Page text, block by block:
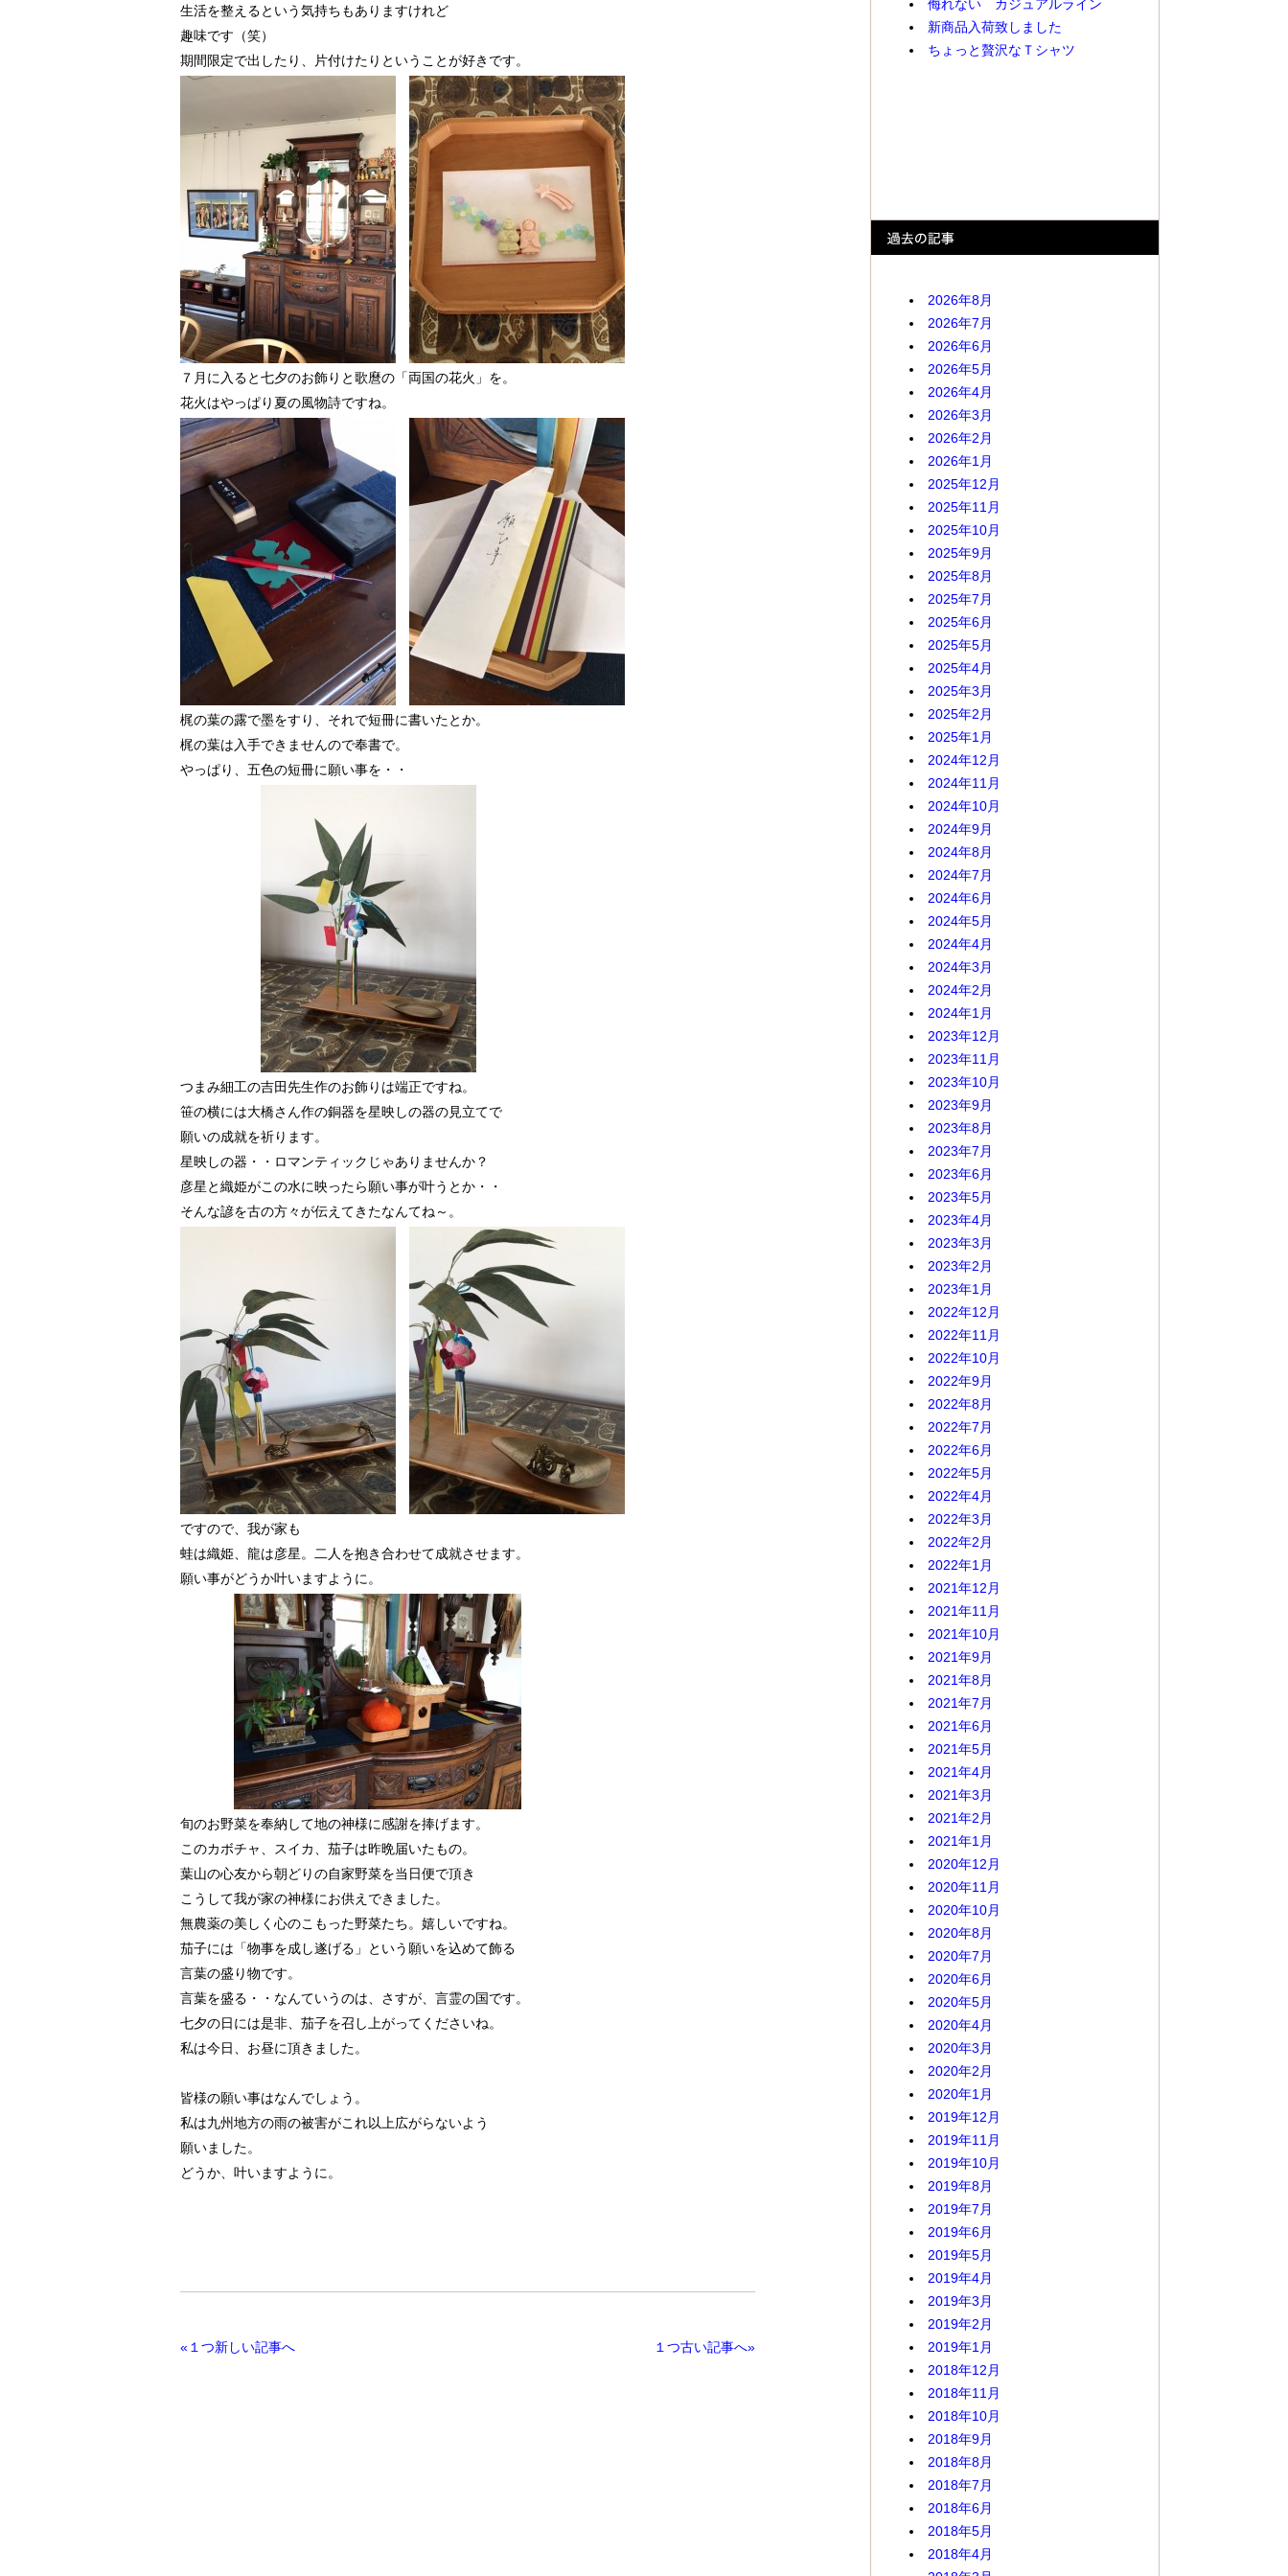
生活を整えるという気持ちもありますけれど
趣味です（笑）
期間限定で出したり、片付けたりということが好きです。
７月に入ると七夕のお飾りと歌麿の「両国の花火」を。
花火はやっぱり夏の風物詩ですね。
梶の葉の露で墨をすり、それで短冊に書いたとか。
梶の葉は入手できませんので奉書で。
やっぱり、五色の短冊に願い事を・・
つまみ細工の吉田先生作のお飾りは端正ですね。
笹の横には大橋さん作の銅器を星映しの器の見立てで
願いの成就を祈ります。
星映しの器・・ロマンティックじゃありませんか？
彦星と織姫がこの水に映ったら願い事が叶うとか・・
そんな諺を古の方々が伝えてきたなんてね～。
ですので、我が家も
蛙は織姫、龍は彦星。二人を抱き合わせて成就させます。
願い事がどうか叶いますように。
旬のお野菜を奉納して地の神様に感謝を捧げます。
このカボチャ、スイカ、茄子は昨晩届いたもの。
葉山の心友から朝どりの自家野菜を当日便で頂き
こうして我が家の神様にお供えできました。
無農薬の美しく心のこもった野菜たち。嬉しいですね。
茄子には「物事を成し遂げる」という願いを込めて飾る
言葉の盛り物です。
言葉を盛る・・なんていうのは、さすが、言霊の国です。
七夕の日には是非、茄子を召し上がってくださいね。
私は今日、お昼に頂きました。
皆様の願い事はなんでしょう。
私は九州地方の雨の被害がこれ以上広がらないよう
願いました。
どうか、叶いますように。
«１つ新しい記事へ １つ古い記事へ»
侮れない カジュアルライン
新商品入荷致しました
ちょっと贅沢なＴシャツ
2026年8月
2026年7月
2026年6月
2026年5月
2026年4月
2026年3月
2026年2月
2026年1月
2025年12月
2025年11月
2025年10月
2025年9月
2025年8月
2025年7月
2025年6月
2025年5月
2025年4月
2025年3月
2025年2月
2025年1月
2024年12月
2024年11月
2024年10月
2024年9月
2024年8月
2024年7月
2024年6月
2024年5月
2024年4月
2024年3月
2024年2月
2024年1月
2023年12月
2023年11月
2023年10月
2023年9月
2023年8月
2023年7月
2023年6月
2023年5月
2023年4月
2023年3月
2023年2月
2023年1月
2022年12月
2022年11月
2022年10月
2022年9月
2022年8月
2022年7月
2022年6月
2022年5月
2022年4月
2022年3月
2022年2月
2022年1月
2021年12月
2021年11月
2021年10月
2021年9月
2021年8月
2021年7月
2021年6月
2021年5月
2021年4月
2021年3月
2021年2月
2021年1月
2020年12月
2020年11月
2020年10月
2020年8月
2020年7月
2020年6月
2020年5月
2020年4月
2020年3月
2020年2月
2020年1月
2019年12月
2019年11月
2019年10月
2019年8月
2019年7月
2019年6月
2019年5月
2019年4月
2019年3月
2019年2月
2019年1月
2018年12月
2018年11月
2018年10月
2018年9月
2018年8月
2018年7月
2018年6月
2018年5月
2018年4月